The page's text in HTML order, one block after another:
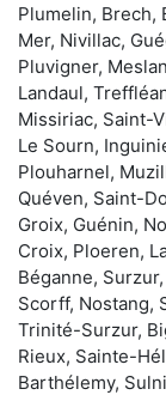
Plumelin, Brech,
Mer, Nivillac,
Pluvigner,
Landaul,
Missiriac, Saint-
Le Sourn,
Plouharnel,
Quéven, Saint-
Groix, Guénin,
Croix, Ploeren,
Béganne,
Scorff, Nostang,
Trinité-Surzur,
Rieux, Sainte-
Barthélemy,